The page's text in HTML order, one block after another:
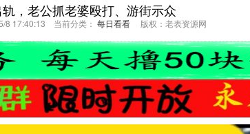
，老公抓老婆殴打、游街示众
8 17:40:13 当前分类： 每日看看版权：老表资源网